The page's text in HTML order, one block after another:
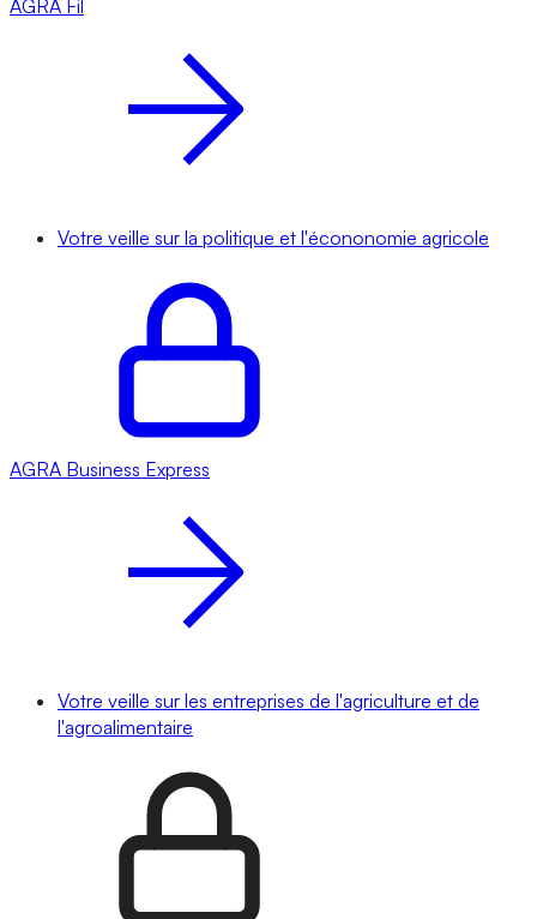
AGRA Fil
Votre veille sur la politique et l'écononomie agricole
AGRA Business Express
Votre veille sur les entreprises de l'agriculture et de
l'agroalimentaire